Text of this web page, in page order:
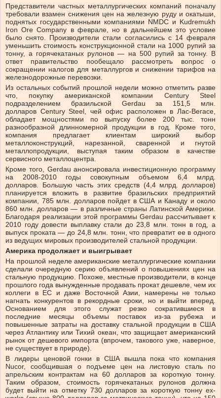
Представители частных металлургических компаний поначалу
требовали взамен снижения цен на железную руду и окатыши,
поднятых государственными компаниями NMDC и Kudremukh
Iron Ore Company в феврале, но в дальнейшем это условие
было снято. Производители стали согласились с 14 февраля
уменьшить стоимость конструкционной стали на 1000 рупий за
тонну, а горячекатаных рулонов — на 500 рупий за тонну. В
ответ правительство пообещало рассмотреть вопрос о
сокращении налогов для металлургов и снижении тарифов на
железнодорожные перевозки.
Из остальных событий прошлой недели можно отметить разве
что, покупку американской компании Century Steel
подразделением бразильской Gerdau за 151,5 млн.
долларов Century Steel, чей офис расположен в Лас-Вегасе,
обладает мощностями по выпуску более 200 тыс. тонн
разнообразной длинномерной продукции в год. Кроме того,
компания предлагает клиентам широкий выбор
металлоконструкций, нарезанной, сваренной и гнутой
металлопродукции, выступая таким образом в качестве
сервисного металлоцентра.
Кроме того, Gerdau анонсировала инвестиционную программу
на 2008-2010 годы совокупным объемом 6,4 млрд.
долларов. Большую часть этих средств (4,4 млрд. долларов)
планируется вложить в развитие бразильских предприятий
компании, 785 млн. долларов пойдет в США и Канаду и около
860 млн. долларов — в различные страны Латинской Америки.
Благодаря реализации этой программы Gerdau рассчитывает к
2010 году довести выплавку стали до 23,8 млн. тонн в год, а
выпуск проката — до 24,8 млн. тонн, что превратит ее в одного
из ведущих мировых производителей стальной продукции.
Америка продолжает и выигрывает
На прошлой неделе американские металлургические компании
сделали очередную серию объявлений о повышениях цен на
стальную продукцию. Похоже, местные производители, в конце
прошлого года вынужденные продавать прокат дешевле, чем их
коллеги в ЕС и даже Восточной Азии, намерены не только
нагнать конкурентов в рекордные сроки, но и выйти вперед.
Основанием для этого служат резко сократившиеся в
последние месяцы объемы поставок из-за рубежа и
повышенные затраты на доставку стальной продукции в США
через Атлантику или Тихий океан, что защищает американский
рынок от дешевого импорта (впрочем, такового уже, наверное,
не существует в природе).
В лидеры ценовой гонки в США вышла пока что компания
Nucor, сообщившая о подъеме цен на листовую сталь по
апрельским контрактам на 60 долларов за короткую тонну.
Таким образом, стоимость горячекатаных рулонов должна
будет выйти на отметку 730 долларов за короткую тонну ex-